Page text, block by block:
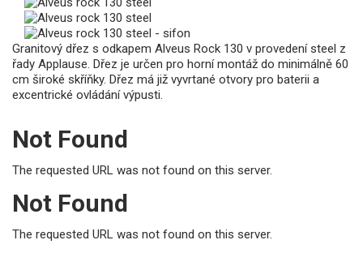
Granitový dřez s odkapem Alveus Rock 130 v provedení steel z
řady Applause. Dřez je určen pro horní montáž do minimálně 60
cm široké skříňky. Dřez má již vyvrtané otvory pro baterii a
excentrické ovládání výpusti.
Not Found
The requested URL was not found on this server.
Not Found
The requested URL was not found on this server.